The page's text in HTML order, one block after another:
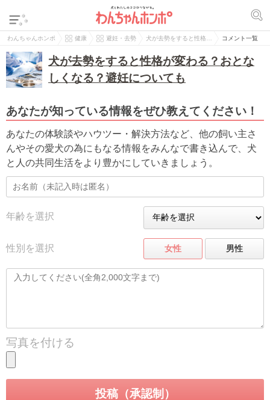
わんちゃんホンポ 健康 避妊・去勢 犬が去勢をすると性格… コメント一覧
犬が去勢をすると性格が変わる？おとな
しくなる？避妊についても
あなたが知っている情報をぜひ教えてください！
あなたの体験談やハウツー・解決方法など、他の飼い主さ
んやその愛犬の為にもなる情報をみんなで書き込んで、犬
と人の共同生活をより豊かにしていきましょう。
年齢を選択
性別を選択 女性 男性
写真を付ける